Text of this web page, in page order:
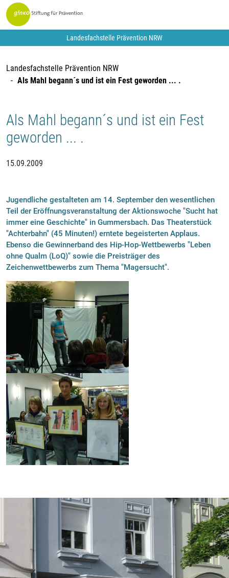
Landesfachstelle Prävention NRW
Landesfachstelle Prävention NRW
Als Mahl begann´s und ist ein Fest geworden ... .
Als Mahl begann´s und ist ein Fest
geworden ... .
15.09.2009
Jugendliche gestalteten am 14. September den wesentlichen
Teil der Eröffnungsveranstaltung der Aktionswoche "Sucht hat
immer eine Geschichte" in Gummersbach. Das Theaterstück
"Achterbahn" (45 Minuten!) erntete begeisterten Applaus.
Ebenso die Gewinnerband des Hip-Hop-Wettbewerbs "Leben
ohne Qualm (LoQ)" sowie die Preisträger des
Zeichenwettbewerbs zum Thema "Magersucht".